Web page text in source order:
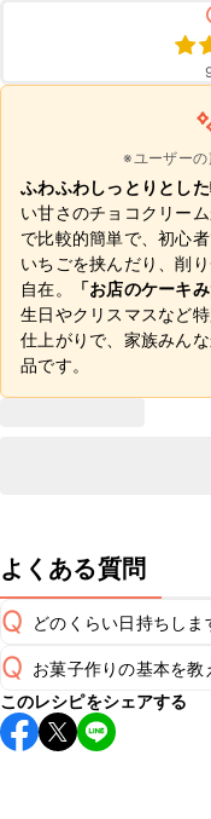
※ユーザーの
ふわふわしっとりとし
い甘さのチョコクリー
で比較的簡単で、初心
いちごを挟んだり、削
自在。
「お店のケーキ
生日やクリスマスなど
仕上がりで、家族みん
品です。
よくある質問
Q どのくらい日持ちしま
A
生クリームでデコレー
日中までにお召し上が
Q お菓子作りの基本を教
A こちらで「手づくりの
このレシピをシェアする